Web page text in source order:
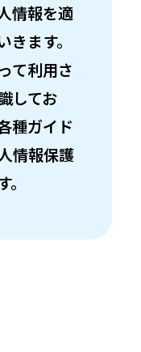
情報を適
ます。
て利用さ
してお
種ガイド
情報保護